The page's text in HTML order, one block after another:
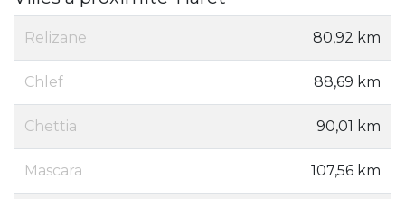
Relizane 80,92 km
Chlef 88,69 km
Chettia 90,01 km
Mascara 107,56 km